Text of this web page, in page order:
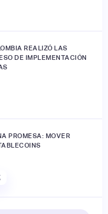
REALIZÓ LAS
DE IMPLEMENTACIÓN
PROMESA: MOVER